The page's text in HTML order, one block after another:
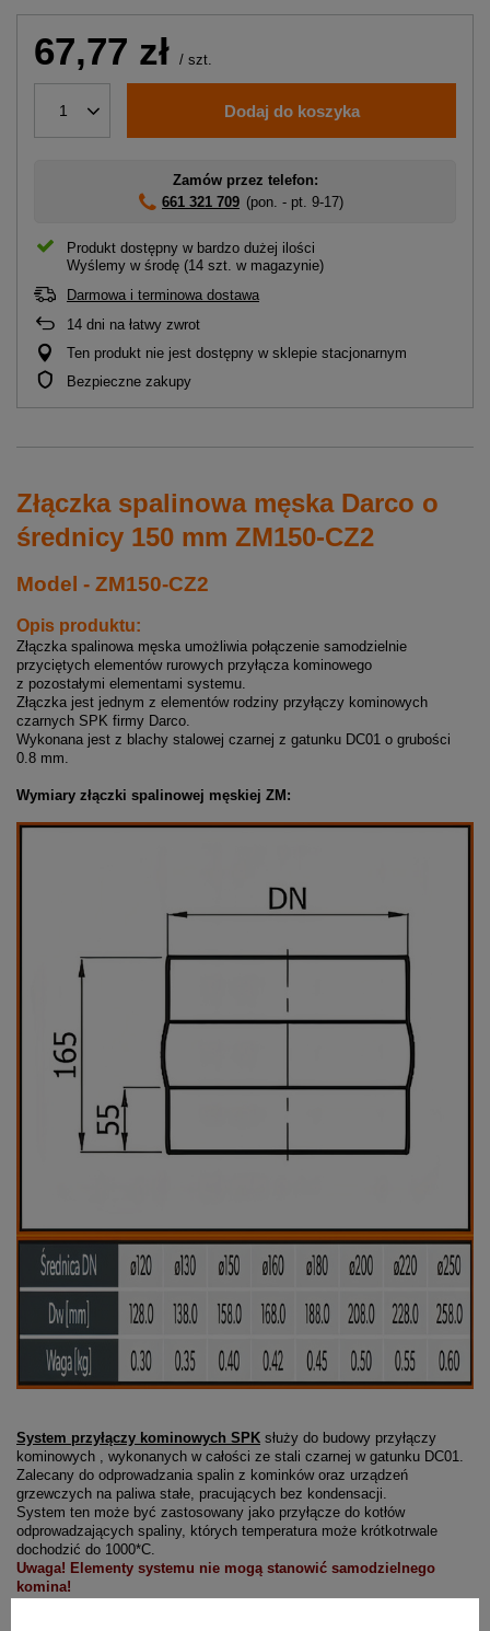
67,77 zł / szt.
1 Dodaj do koszyka
Zamów przez telefon:
661 321 709 (pon. - pt. 9-17)
Produkt dostępny w bardzo dużej ilości
Wyślemy w środę (14 szt. w magazynie)
Darmowa i terminowa dostawa
14 dni na łatwy zwrot
Ten produkt nie jest dostępny w sklepie stacjonarnym
Bezpieczne zakupy
Złączka spalinowa męska Darco o
średnicy 150 mm ZM150-CZ2
Model - ZM150-CZ2
Opis produktu:
Złączka spalinowa męska umożliwia połączenie samodzielnie
przyciętych elementów rurowych przyłącza kominowego
z pozostałymi elementami systemu.
Złączka jest jednym z elementów rodziny przyłączy kominowych
czarnych SPK firmy Darco.
Wykonana jest z blachy stalowej czarnej z gatunku DC01 o grubości
0.8 mm.
Wymiary złączki spalinowej męskiej ZM:
System przyłączy kominowych SPK służy do budowy przyłączy
kominowych , wykonanych w całości ze stali czarnej w gatunku DC01.
Zalecany do odprowadzania spalin z kominków oraz urządzeń
grzewczych na paliwa stałe, pracujących bez kondensacji.
System ten może być zastosowany jako przyłącze do kotłów
odprowadzających spaliny, których temperatura może krótkotrwale
dochodzić do 1000*C.
Uwaga! Elementy systemu nie mogą stanowić samodzielnego
komina!